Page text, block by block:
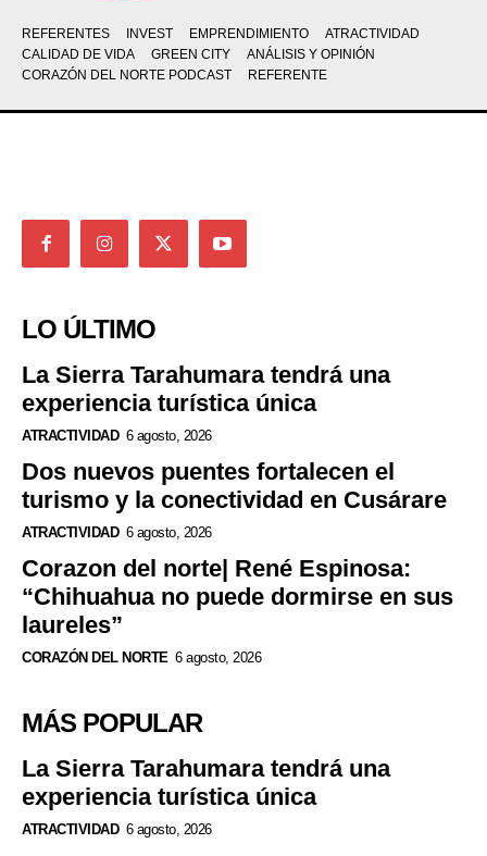
REFERENTES INVEST EMPRENDIMIENTO
ATRACTIVIDAD
CALIDAD DE VIDA
GREEN CITY
ANÁLISIS Y OPINIÓN
CORAZÓN DEL NORTE PODCAST
REFERENTE
LO ÚLTIMO
La Sierra Tarahumara tendrá una
experiencia turística única
ATRACTIVIDAD 6 agosto, 2026
Dos nuevos puentes fortalecen el
turismo y la conectividad en Cusárare
ATRACTIVIDAD 6 agosto, 2026
Corazon del norte| René Espinosa:
“Chihuahua no puede dormirse en sus
laureles”
CORAZÓN DEL NORTE 6 agosto, 2026
MÁS POPULAR
La Sierra Tarahumara tendrá una
experiencia turística única
ATRACTIVIDAD 6 agosto, 2026